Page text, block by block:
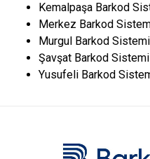
Kemalpaşa Barkod
Merkez Barkod
Murgul Barkod Sistemi
Şavşat Barkod Sistemi
Yusufeli Barkod